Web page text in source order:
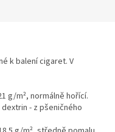
k balení cigaret. V
g/m², normálně hořící.
dextrin - z pšeničného